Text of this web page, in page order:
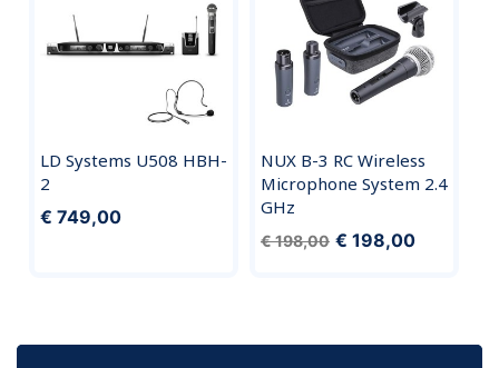
LD Systems U508 HBH-
2
€ 749,00
NUX B-3 RC Wireless
Microphone System 2.4
GHz
€ 198,00 € 198,00